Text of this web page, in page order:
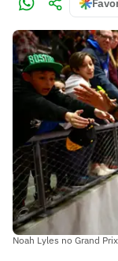
Noah Lyles no Grand